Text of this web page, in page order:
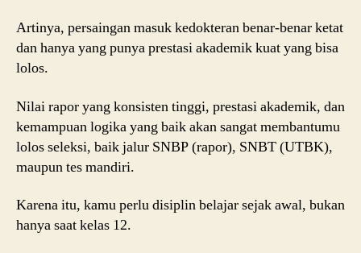
Artinya, persaingan masuk kedokteran benar-benar ketat
dan hanya yang punya prestasi akademik kuat yang bisa
lolos.
Nilai rapor yang konsisten tinggi, prestasi akademik, dan
kemampuan logika yang baik akan sangat membantumu
lolos seleksi, baik jalur SNBP (rapor), SNBT (UTBK),
maupun tes mandiri.
Karena itu, kamu perlu disiplin belajar sejak awal, bukan
hanya saat kelas 12.